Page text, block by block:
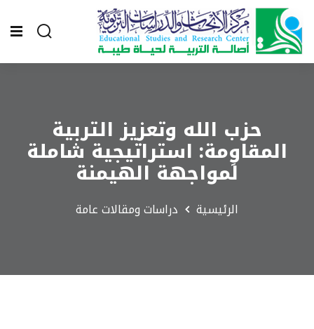
حزب الله وتعزيز التربية
المقاوِمة: استراتيجية شاملة
لمواجهة الهيمنة
الرئيسية دراسات ومقالات عامة